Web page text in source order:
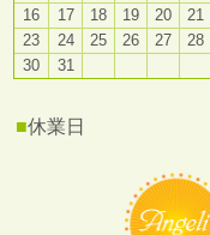
16
17 18 19 20 21
23
24 25 26 27 28
30
31
■休業日